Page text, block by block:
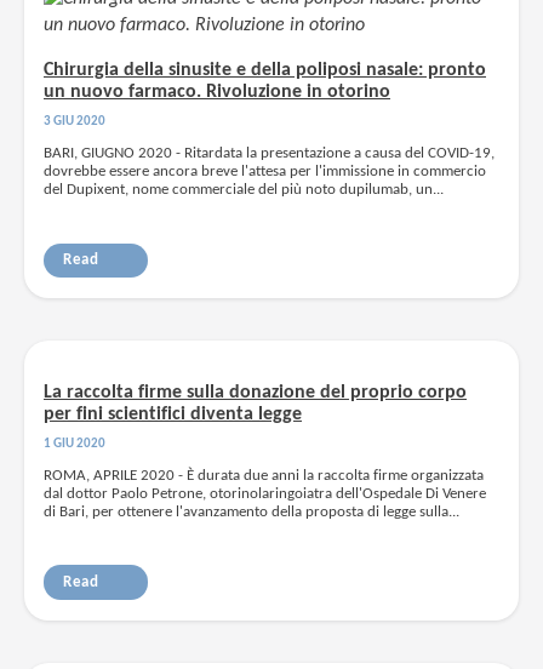
Chirurgia della sinusite e della poliposi nasale: pronto
un nuovo farmaco. Rivoluzione in otorino
3 GIU 2020
BARI, GIUGNO 2020 - Ritardata la presentazione a causa del COVID-19,
dovrebbe essere ancora breve l'attesa per l'immissione in commercio
del Dupixent, nome commerciale del più noto dupilumab, un...
Read
La raccolta firme sulla donazione del proprio corpo
per fini scientifici diventa legge
1 GIU 2020
ROMA, APRILE 2020 - È durata due anni la raccolta firme organizzata
dal dottor Paolo Petrone, otorinolaringoiatra dell'Ospedale Di Venere
di Bari, per ottenere l'avanzamento della proposta di legge sulla...
Read